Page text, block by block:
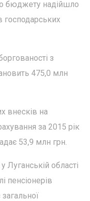
бюджету надійшло
господарських
з
475,0 млн
внесків на
за 2015 рік
53,9 млн грн.
Луганській області
пенсіонерів